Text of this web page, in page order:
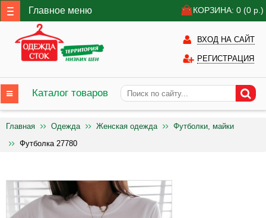
Главное меню КОРЗИНА: 0 (0 р.)
ВХОД НА САЙТ
РЕГИСТРАЦИЯ
Каталог товаров
Главная Одежда Женская одежда
Футболки, майки
Футболка 27780